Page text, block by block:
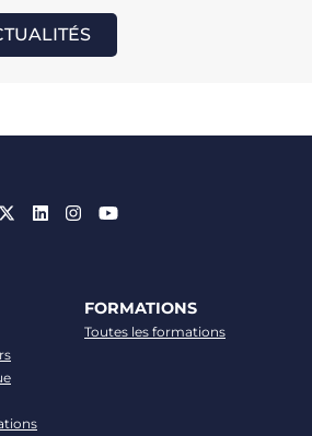
FORMATIONS
Toutes les formations